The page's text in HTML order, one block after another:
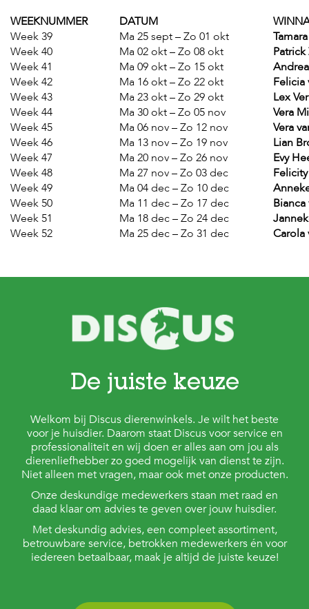
WEEKNUMMER
DATUM
Week 39
Ma 25 sept – Zo 01 okt
Week 40
Ma 02 okt – Zo 08 okt
Patrick
Week 41
Ma 09 okt – Zo 15 okt
Week 42
Ma 16 okt – Zo 22 okt
Felicia
Week 43
Ma 23 okt – Zo 29 okt
Lex
Week 44
Ma 30 okt – Zo 05 nov
Vera
Week 45
Ma 06 nov – Zo 12 nov
Vera
Week 46
Ma 13 nov – Zo 19 nov
Lian
Week 47
Ma 20 nov – Zo 26 nov
Evy
Week 48
Ma 27 nov – Zo 03 dec
Week 49
Ma 04 dec – Zo 10 dec
Week 50
Ma 11 dec – Zo 17 dec
Week 51
Ma 18 dec – Zo 24 dec
Week 52
Ma 25 dec – Zo 31 dec Carola
De juiste keuze
Welkom bij Discus dierenwinkels. Je wilt het beste
voor je huisdier. Daarom staat Discus voor service en
professionaliteit en wij doen er alles aan om jou als
dierenliefhebber zo goed mogelijk van dienst te zijn.
Niet alleen met vragen, maar ook met onze producten.
Onze deskundige medewerkers staan met raad en
daad klaar om advies te geven over jouw huisdier.
Met deskundig advies, een compleet assortiment,
betrouwbare service, betrokken medewerkers én voor
iedereen betaalbaar, maak je altijd de juiste keuze!